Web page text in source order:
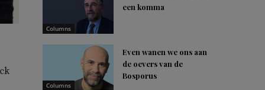
Columns
een komma
Columns
Even wanen we ons aan
de oevers van de
Bosporus